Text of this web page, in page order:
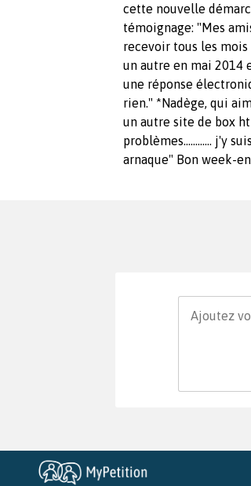
cette nouvelle
témoignage: "Mes
recevoir tous les
un autre en mai 2014
une réponse
rien." *Nadège, qui
un autre site de box
problèmes............ j'y
arnaque" Bon week-